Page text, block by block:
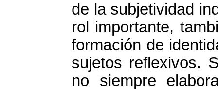
de la subjetividad
rol importante,
formación de
sujetos reflexivos.
no siempre